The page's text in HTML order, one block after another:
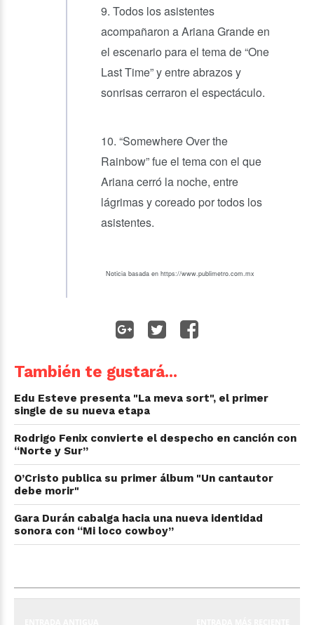
9. Todos los asistentes
acompañaron a Ariana Grande en
el escenario para el tema de “One
Last Time” y entre abrazos y
sonrisas cerraron el espectáculo.
10. “Somewhere Over the
Rainbow” fue el tema con el que
Ariana cerró la noche, entre
lágrimas y coreado por todos los
asistentes.
Noticia basada en https://www.publimetro.com.mx
También te gustará...
Edu Esteve presenta "La meva sort", el primer
single de su nueva etapa
Rodrigo Fenix convierte el despecho en canción con
“Norte y Sur”
O’Cristo publica su primer álbum "Un cantautor
debe morir"
Gara Durán cabalga hacia una nueva identidad
sonora con “Mi loco cowboy”